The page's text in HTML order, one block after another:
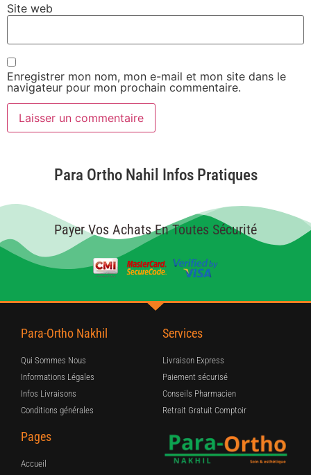
Site web
Enregistrer mon nom, mon e-mail et mon site dans le
navigateur pour mon prochain commentaire.
Para Ortho Nahil Infos Pratiques
Payer Vos Achats En Toutes Sécurité
Para-Ortho Nakhil
Qui Sommes Nous
Informations Légales
Infos Livraisons
Conditions générales
Services
Livraison Express
Paiement sécurisé
Conseils Pharmacien
Retrait Gratuit Comptoir
Pages
Accueil